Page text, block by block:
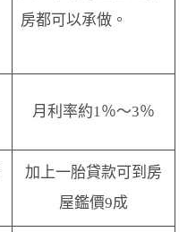
房都可以承做。
月利率約1％～3％
加上一胎貸款可到房
屋鑑價9成